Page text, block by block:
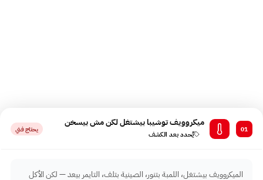
01
ميكروويف توشيبا بيشتغل لكن مش بيسخن
يُحدد بعد الكشف
يحتاج فني
الميكروويف بيشتغل، اللمبة بتنور، الصينية بتلف، التايمر بيعد — لكن الأكل